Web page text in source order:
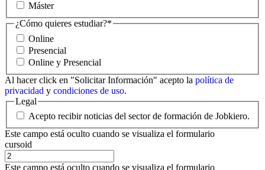
Máster
¿Cómo quieres estudiar?*
Online
Presencial
Online y Presencial
Al hacer click en "Solicitar Información" acepto la política de
privacidad y condiciones de uso.
Legal
Acepto recibir noticias del sector de formación de Jobkiero.
Este campo está oculto cuando se visualiza el formulario
cursoid
Este campo está oculto cuando se visualiza el formulario